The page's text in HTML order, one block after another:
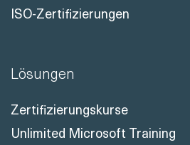
ISO-Zertifizierungen
Lösungen
Zertifizierungskurse
Unlimited Microsoft Training